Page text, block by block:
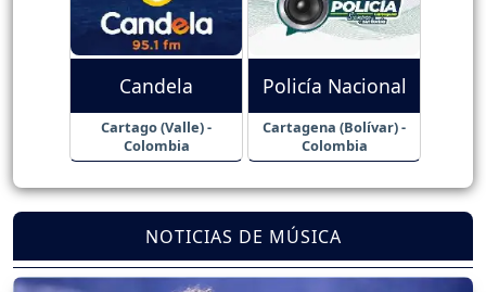
Candela
Cartago (Valle) -
Colombia
Policía Nacional
Cartagena (Bolívar) -
Colombia
NOTICIAS DE MÚSICA